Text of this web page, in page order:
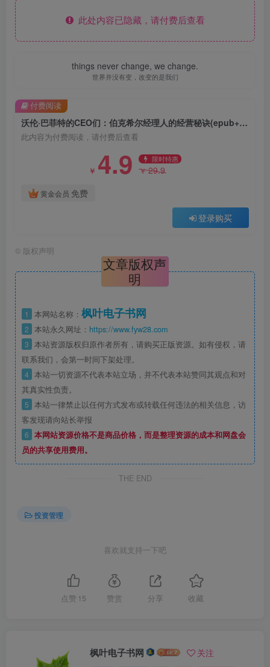
此处内容已隐藏，请付费后查看
things never change, we change.
世界并没有变，改变的是我们
沃伦·巴菲特的CEO们：伯克希尔经理人的经营秘诀(epub+azw3+mobi)
此内容为付费阅读，请付费后查看
￥ 4.9 限时特惠
￥29.9
黄金会员 免费
登录购买
付费阅读
© 版权声明
文章版权声
明
1 本网站名称： 枫叶电子书网
2 本站永久网址： https://www.fyw28.com
3 本站资源版权归原作者所有，请购买正版资源。如有侵权，请
联系我们，会第一时间下架处理。
4 本站一切资源不代表本站立场，并不代表本站赞同其观点和对
其真实性负责。
5 本站一律禁止以任何方式发布或转载任何违法的相关信息，访
客发现请向站长举报
6 本网站资源价格不是商品价格，而是整理资源的成本和网盘会
员的共享使用费用。
THE END
投资管理
喜欢就支持一下吧
点赞 15 赞赏 分享 收藏
枫叶电子书网 关注